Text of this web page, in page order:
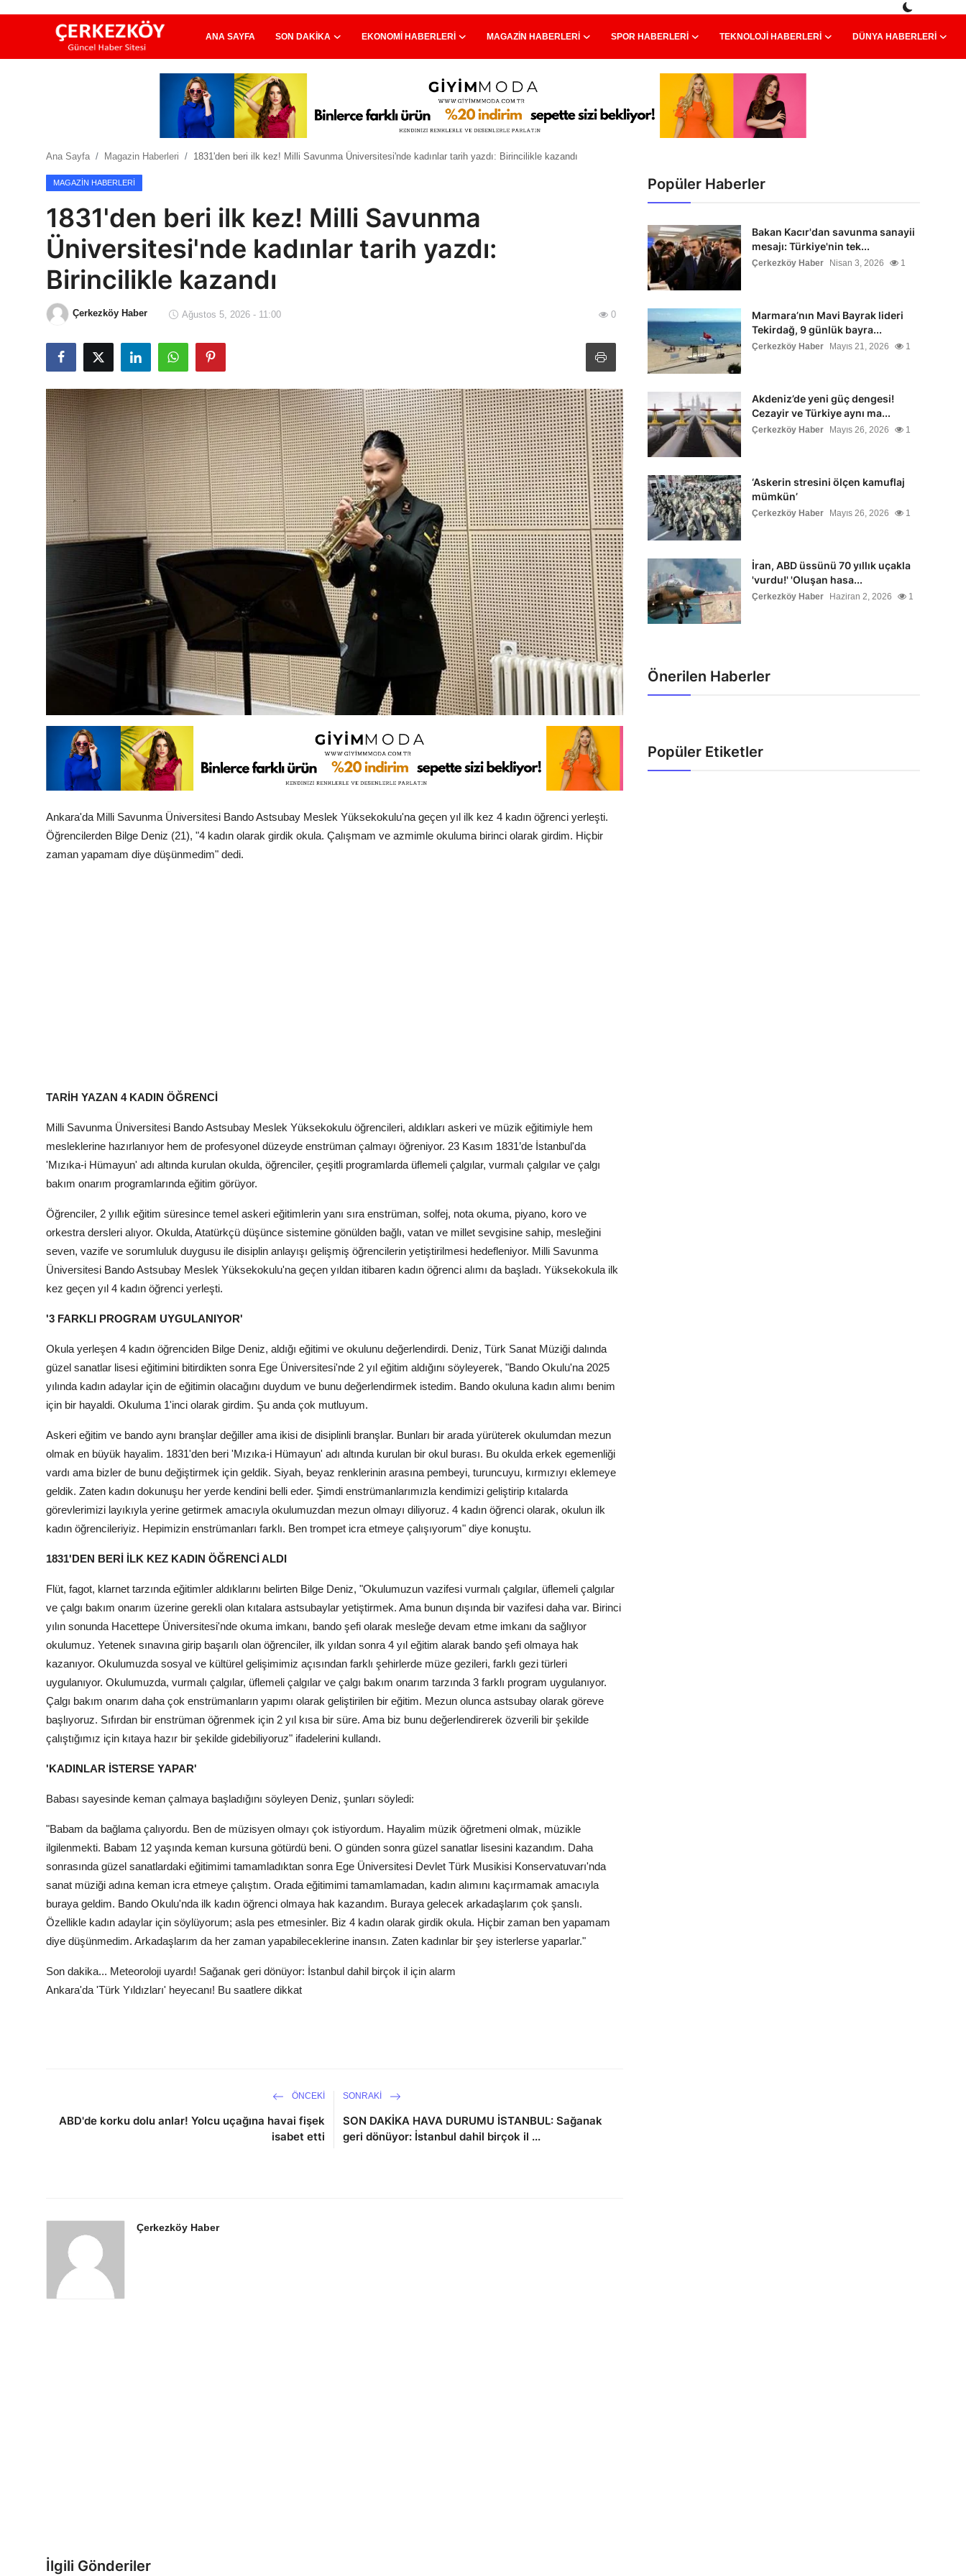
ANA SAYFA SON DAKIKA EKONOMI HABERLERI MAGAZIN HABERLERI SPOR HABERLERI TEKNOLOJI HABERLERI DÜNYA HABERLERI
Ekonomi Haberleri
Spor Haberleri
Teknoloji Haberleri
Dünya Haberleri
Çerkezköy
Ana Sayfa Magazin Haberleri 1831'den beri ilk kez! Milli Savunma Üniversitesi'nde kadınlar tarih yazdı: Birincilikle kazandı
MAGAZIN HABERLERI
1831'den beri ilk kez! Milli Savunma
Üniversitesi'nde kadınlar tarih yazdı:
Birincilikle kazandı
Çerkezköy Haber Ağustos 5, 2026 - 11:00 0
Ankara'da Milli Savunma Üniversitesi Bando Astsubay Meslek Yüksekokulu'na geçen yıl ilk kez 4 kadın öğrenci yerleşti.
Öğrencilerden Bilge Deniz (21), "4 kadın olarak girdik okula. Çalışmam ve azmimle okuluma birinci olarak girdim. Hiçbir
zaman yapamam diye düşünmedim" dedi.
TARİH YAZAN 4 KADIN ÖĞRENCİ
Milli Savunma Üniversitesi Bando Astsubay Meslek Yüksekokulu öğrencileri, aldıkları askeri ve müzik eğitimiyle hem
mesleklerine hazırlanıyor hem de profesyonel düzeyde enstrüman çalmayı öğreniyor. 23 Kasım 1831’de İstanbul'da
'Mızıka-i Hümayun' adı altında kurulan okulda, öğrenciler, çeşitli programlarda üflemeli çalgılar, vurmalı çalgılar ve çalgı
bakım onarım programlarında eğitim görüyor.
Öğrenciler, 2 yıllık eğitim süresince temel askeri eğitimlerin yanı sıra enstrüman, solfej, nota okuma, piyano, koro ve
orkestra dersleri alıyor. Okulda, Atatürkçü düşünce sistemine gönülden bağlı, vatan ve millet sevgisine sahip, mesleğini
seven, vazife ve sorumluluk duygusu ile disiplin anlayışı gelişmiş öğrencilerin yetiştirilmesi hedefleniyor. Milli Savunma
Üniversitesi Bando Astsubay Meslek Yüksekokulu'na geçen yıldan itibaren kadın öğrenci alımı da başladı. Yüksekokula ilk
kez geçen yıl 4 kadın öğrenci yerleşti.
'3 FARKLI PROGRAM UYGULANIYOR'
Okula yerleşen 4 kadın öğrenciden Bilge Deniz, aldığı eğitimi ve okulunu değerlendirdi. Deniz, Türk Sanat Müziği dalında
güzel sanatlar lisesi eğitimini bitirdikten sonra Ege Üniversitesi'nde 2 yıl eğitim aldığını söyleyerek, "Bando Okulu'na 2025
yılında kadın adaylar için de eğitimin olacağını duydum ve bunu değerlendirmek istedim. Bando okuluna kadın alımı benim
için bir hayaldi. Okuluma 1'inci olarak girdim. Şu anda çok mutluyum.
Askeri eğitim ve bando aynı branşlar değiller ama ikisi de disiplinli branşlar. Bunları bir arada yürüterek okulumdan mezun
olmak en büyük hayalim. 1831'den beri 'Mızıka-i Hümayun' adı altında kurulan bir okul burası. Bu okulda erkek egemenliği
vardı ama bizler de bunu değiştirmek için geldik. Siyah, beyaz renklerinin arasına pembeyi, turuncuyu, kırmızıyı eklemeye
geldik. Zaten kadın dokunuşu her yerde kendini belli eder. Şimdi enstrümanlarımızla kendimizi geliştirip kıtalarda
görevlerimizi layıkıyla yerine getirmek amacıyla okulumuzdan mezun olmayı diliyoruz. 4 kadın öğrenci olarak, okulun ilk
kadın öğrencileriyiz. Hepimizin enstrümanları farklı. Ben trompet icra etmeye çalışıyorum" diye konuştu.
1831'DEN BERİ İLK KEZ KADIN ÖĞRENCİ ALDI
Flüt, fagot, klarnet tarzında eğitimler aldıklarını belirten Bilge Deniz, "Okulumuzun vazifesi vurmalı çalgılar, üflemeli çalgılar
ve çalgı bakım onarım üzerine gerekli olan kıtalara astsubaylar yetiştirmek. Ama bunun dışında bir vazifesi daha var. Birinci
yılın sonunda Hacettepe Üniversitesi'nde okuma imkanı, bando şefi olarak mesleğe devam etme imkanı da sağlıyor
okulumuz. Yetenek sınavına girip başarılı olan öğrenciler, ilk yıldan sonra 4 yıl eğitim alarak bando şefi olmaya hak
kazanıyor. Okulumuzda sosyal ve kültürel gelişimimiz açısından farklı şehirlerde müze gezileri, farklı gezi türleri
uygulanıyor. Okulumuzda, vurmalı çalgılar, üflemeli çalgılar ve çalgı bakım onarım tarzında 3 farklı program uygulanıyor.
Çalgı bakım onarım daha çok enstrümanların yapımı olarak geliştirilen bir eğitim. Mezun olunca astsubay olarak göreve
başlıyoruz. Sıfırdan bir enstrüman öğrenmek için 2 yıl kısa bir süre. Ama biz bunu değerlendirerek özverili bir şekilde
çalıştığımız için kıtaya hazır bir şekilde gidebiliyoruz" ifadelerini kullandı.
'KADINLAR İSTERSE YAPAR'
Babası sayesinde keman çalmaya başladığını söyleyen Deniz, şunları söyledi:
"Babam da bağlama çalıyordu. Ben de müzisyen olmayı çok istiyordum. Hayalim müzik öğretmeni olmak, müzikle
ilgilenmekti. Babam 12 yaşında keman kursuna götürdü beni. O günden sonra güzel sanatlar lisesini kazandım. Daha
sonrasında güzel sanatlardaki eğitimimi tamamladıktan sonra Ege Üniversitesi Devlet Türk Musikisi Konservatuvarı'nda
sanat müziği adına keman icra etmeye çalıştım. Orada eğitimimi tamamlamadan, kadın alımını kaçırmamak amacıyla
buraya geldim. Bando Okulu'nda ilk kadın öğrenci olmaya hak kazandım. Buraya gelecek arkadaşlarım çok şanslı.
Özellikle kadın adaylar için söylüyorum; asla pes etmesinler. Biz 4 kadın olarak girdik okula. Hiçbir zaman ben yapamam
diye düşünmedim. Arkadaşlarım da her zaman yapabileceklerine inansın. Zaten kadınlar bir şey isterlerse yaparlar."
Son dakika... Meteoroloji uyardı! Sağanak geri dönüyor: İstanbul dahil birçok il için alarm
Ankara'da 'Türk Yıldızları' heyecanı! Bu saatlere dikkat
ÖNCEKI
ABD'de korku dolu anlar! Yolcu uçağına havai fişek
isabet etti
SONRAKI
SON DAKİKA HAVA DURUMU İSTANBUL: Sağanak
geri dönüyor: İstanbul dahil birçok il ...
Çerkezköy Haber
İlgili Gönderiler
Popüler Haberler
Bakan Kacır'dan savunma sanayii
mesajı: Türkiye'nin tek...
Çerkezköy Haber Nisan 3, 2026 1
Marmara’nın Mavi Bayrak lideri
Tekirdağ, 9 günlük bayra...
Çerkezköy Haber Mayıs 21, 2026 1
Akdeniz’de yeni güç dengesi!
Cezayir ve Türkiye aynı ma...
Çerkezköy Haber Mayıs 26, 2026 1
‘Askerin stresini ölçen kamuflaj
mümkün’
Çerkezköy Haber Mayıs 26, 2026 1
İran, ABD üssünü 70 yıllık uçakla
'vurdu!' 'Oluşan hasa...
Çerkezköy Haber Haziran 2, 2026 1
Önerilen Haberler
Popüler Etiketler